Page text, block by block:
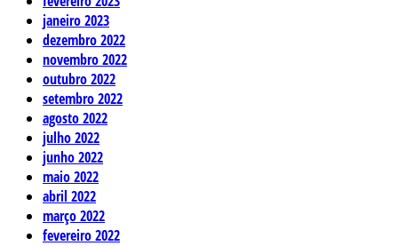
janeiro 2023
dezembro 2022
novembro 2022
outubro 2022
setembro 2022
agosto 2022
julho 2022
junho 2022
maio 2022
abril 2022
março 2022
fevereiro 2022